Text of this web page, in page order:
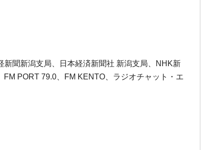
新聞新潟支局、日本経済新聞社 新潟支局、NHK新
PORT 79.0、FM KENTO、ラジオチャット・エ